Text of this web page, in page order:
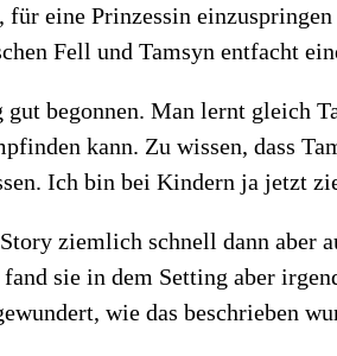
für eine Prinzessin
Fell und Tamsyn entfacht
begonnen. Man lernt gleich
kann. Zu wissen, dass
Ich bin bei Kindern ja jetzt
ziemlich schnell dann aber
sie in dem Setting aber
wie das beschrieben